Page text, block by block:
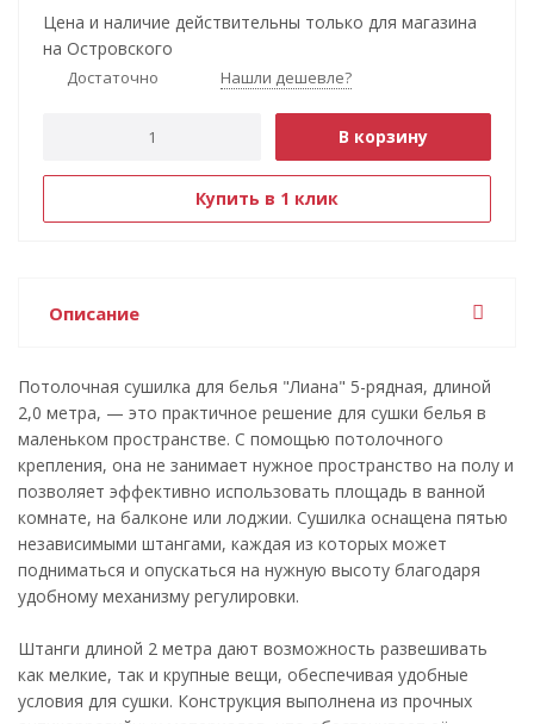
Цена и наличие действительны только для магазина
на Островского
Достаточно Нашли дешевле?
В корзину
Купить в 1 клик
Описание
Потолочная сушилка для белья "Лиана" 5-рядная, длиной
2,0 метра, — это практичное решение для сушки белья в
маленьком пространстве. С помощью потолочного
крепления, она не занимает нужное пространство на полу и
позволяет эффективно использовать площадь в ванной
комнате, на балконе или лоджии. Сушилка оснащена пятью
независимыми штангами, каждая из которых может
подниматься и опускаться на нужную высоту благодаря
удобному механизму регулировки.
Штанги длиной 2 метра дают возможность развешивать
как мелкие, так и крупные вещи, обеспечивая удобные
условия для сушки. Конструкция выполнена из прочных